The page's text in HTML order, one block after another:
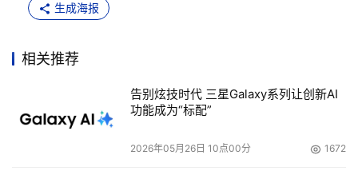
生成海报
相关推荐
告别炫技时代 三星Galaxy系列让创新AI
功能成为“标配”
2026年05月26日 10点00分 1672